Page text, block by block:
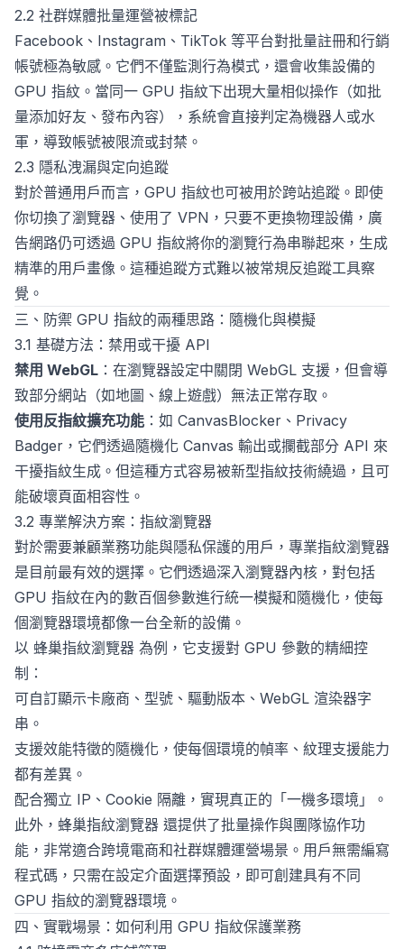
2.2 社群媒體批量運營被標記
Facebook、Instagram、TikTok 等平台對批量註冊和行銷
帳號極為敏感。它們不僅監測行為模式，還會收集設備的
GPU 指紋。當同一 GPU 指紋下出現大量相似操作（如批
量添加好友、發布內容），系統會直接判定為機器人或水
軍，導致帳號被限流或封禁。
2.3 隱私洩漏與定向追蹤
對於普通用戶而言，GPU 指紋也可被用於跨站追蹤。即使
你切換了瀏覽器、使用了 VPN，只要不更換物理設備，廣
告網路仍可透過 GPU 指紋將你的瀏覽行為串聯起來，生成
精準的用戶畫像。這種追蹤方式難以被常規反追蹤工具察
覺。
三、防禦 GPU 指紋的兩種思路：隨機化與模擬
3.1 基礎方法：禁用或干擾 API
禁用 WebGL ：在瀏覽器設定中關閉 WebGL 支援，但會導
致部分網站（如地圖、線上遊戲）無法正常存取。
使用反指紋擴充功能 ：如 CanvasBlocker、Privacy
Badger，它們透過隨機化 Canvas 輸出或攔截部分 API 來
干擾指紋生成。但這種方式容易被新型指紋技術繞過，且可
能破壞頁面相容性。
3.2 專業解決方案：指紋瀏覽器
對於需要兼顧業務功能與隱私保護的用戶，專業指紋瀏覽器
是目前最有效的選擇。它們透過深入瀏覽器內核，對包括
GPU 指紋在內的數百個參數進行統一模擬和隨機化，使每
個瀏覽器環境都像一台全新的設備。
以 蜂巢指紋瀏覽器 為例，它支援對 GPU 參數的精細控
制：
可自訂顯示卡廠商、型號、驅動版本、WebGL 渲染器字
串。
支援效能特徵的隨機化，使每個環境的幀率、紋理支援能力
都有差異。
配合獨立 IP、Cookie 隔離，實現真正的「一機多環境」。
此外， 蜂巢指紋瀏覽器 還提供了批量操作與團隊協作功
能，非常適合跨境電商和社群媒體運營場景。用戶無需編寫
程式碼，只需在設定介面選擇預設，即可創建具有不同
GPU 指紋的瀏覽器環境。
四、實戰場景：如何利用 GPU 指紋保護業務